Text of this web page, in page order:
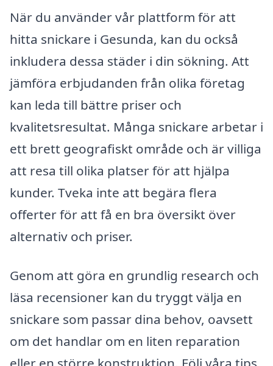
När du använder vår plattform för att
hitta snickare i Gesunda, kan du också
inkludera dessa städer i din sökning. Att
jämföra erbjudanden från olika företag
kan leda till bättre priser och
kvalitetsresultat. Många snickare arbetar i
ett brett geografiskt område och är villiga
att resa till olika platser för att hjälpa
kunder. Tveka inte att begära flera
offerter för att få en bra översikt över
alternativ och priser.
Genom att göra en grundlig research och
läsa recensioner kan du tryggt välja en
snickare som passar dina behov, oavsett
om det handlar om en liten reparation